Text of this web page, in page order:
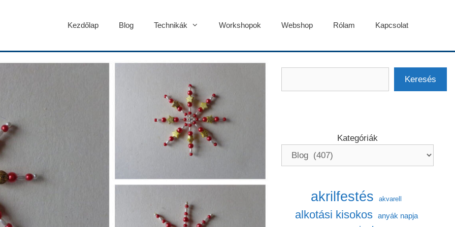
Kezdőlap Blog Technikák Workshopok Webshop Rólam Kapcsolat
Keresés
Kategóriák
akrilfestés akvarell
alkotási kisokos anyák napja